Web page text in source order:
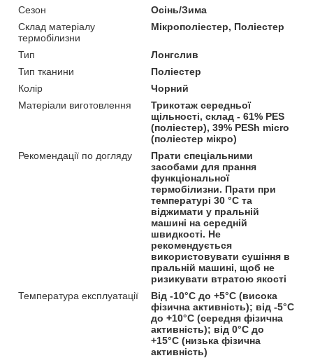
Сезон
Осінь/Зима
Склад матеріалу
термобілизни
Мікрополіестер, Поліестер
Тип
Лонгслив
Тип тканини
Поліестер
Колір
Чорний
Матеріали виготовлення
Трикотаж середньої
щільності, склад - 61% PES
(поліестер), 39% PESh micro
(поліестер мікро)
Рекомендації по догляду
Прати спеціальними
засобами для прання
функціональної
термобілизни. Прати при
температурі 30 °C та
віджимати у пральній
машині на середній
швидкості. Не
рекомендується
використовувати сушіння в
пральній машині, щоб не
ризикувати втратою якості
Температура експлуатації
Від -10°C до +5°C (висока
фізична активність); від -5°C
до +10°C (середня фізична
активність); від 0°C до
+15°C (низька фізична
активність)